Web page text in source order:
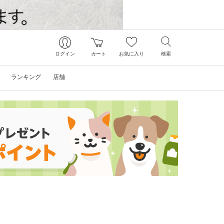
ログイン カート お気に入り 検索
ランキング 店舗